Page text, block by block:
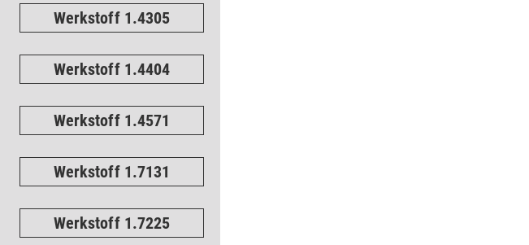
Werkstoff 1.4305
Werkstoff 1.4404
Werkstoff 1.4571
Werkstoff 1.7131
Werkstoff 1.7225